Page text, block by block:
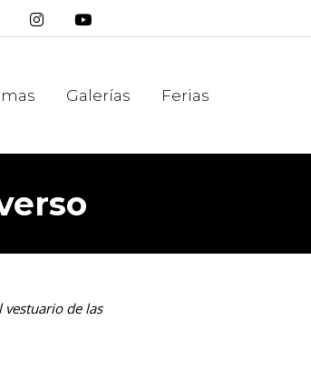
Galerías Ferias
vestuario de las